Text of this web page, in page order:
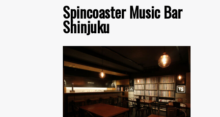
Spincoaster Music Bar
Shinjuku